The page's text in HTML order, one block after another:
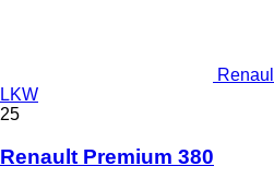
LKW
25
Renault Premium 380